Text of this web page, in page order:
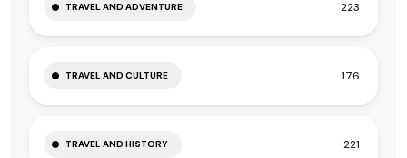
TRAVEL AND ADVENTURE 223
TRAVEL AND CULTURE 176
TRAVEL AND HISTORY 221